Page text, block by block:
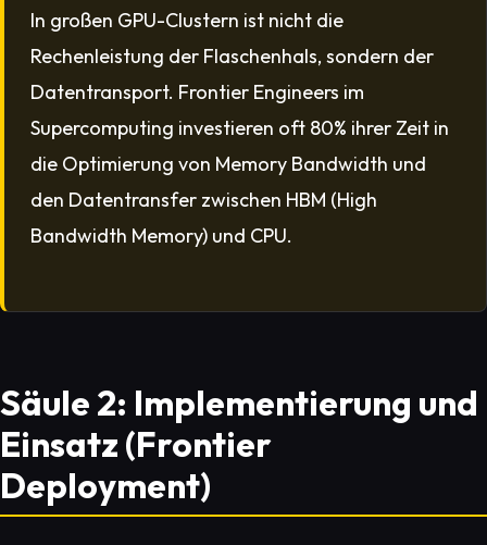
In großen GPU-Clustern ist nicht die
Rechenleistung der Flaschenhals, sondern der
Datentransport. Frontier Engineers im
Supercomputing investieren oft 80% ihrer Zeit in
die Optimierung von Memory Bandwidth und
den Datentransfer zwischen HBM (High
Bandwidth Memory) und CPU.
Säule 2: Implementierung und
Einsatz (Frontier
Deployment)